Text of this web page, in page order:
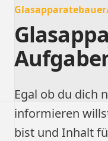
Egal ob du dich
informieren
bist und Inhalt